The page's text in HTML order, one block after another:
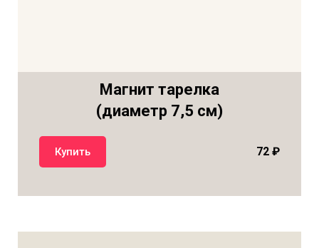
Магнит тарелка
(диаметр 7,5 см)
Купить 72 ₽